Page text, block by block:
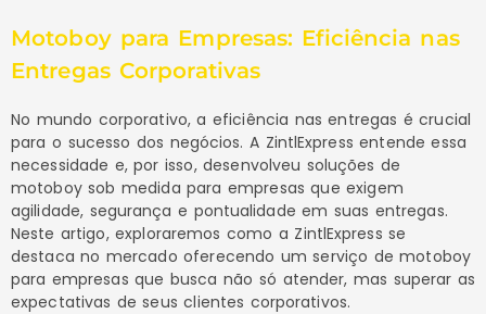
Motoboy para Empresas: Eficiência nas
Entregas Corporativas
No mundo corporativo, a eficiência nas entregas é crucial
para o sucesso dos negócios. A ZintlExpress entende essa
necessidade e, por isso, desenvolveu soluções de
motoboy sob medida para empresas que exigem
agilidade, segurança e pontualidade em suas entregas.
Neste artigo, exploraremos como a ZintlExpress se
destaca no mercado oferecendo um serviço de motoboy
para empresas que busca não só atender, mas superar as
expectativas de seus clientes corporativos.